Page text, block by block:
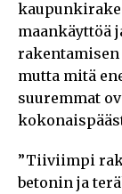
maankäyttöä
mutta mitä
suuremmat
”Tiiviimpi
betonin ja